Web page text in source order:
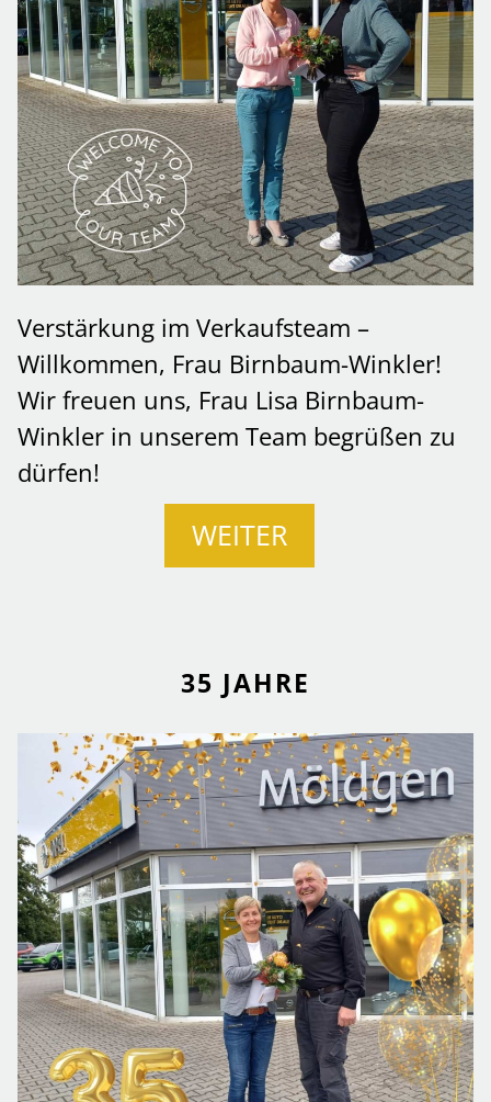
Verstärkung im Verkaufsteam –
Willkommen, Frau Birnbaum-Winkler!
Wir freuen uns, Frau Lisa Birnbaum-
Winkler in unserem Team begrüßen zu
dürfen!
WEITER
35 JAHRE